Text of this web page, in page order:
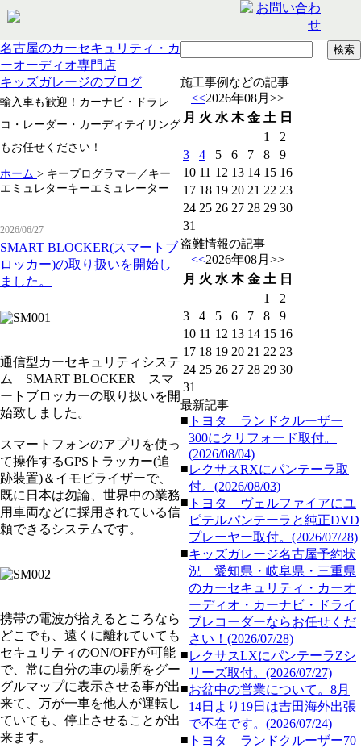
名古屋のカーセキュリティ・カ
ーオーディオ専門店
キッズガレージのブログ
輸入車も歓迎！カーナビ・ドラレ
コ・レーダー・カーディテイリング
もお任せください！
ホーム > キープログラマー／キー
エミュレターキーエミュレーター
2026/06/27
SMART BLOCKER(スマートブ
ロッカー)の取り扱いを開始し
ました。
通信型カーセキュリティシステ
ム SMART BLOCKER スマ
ートブロッカーの取り扱いを開
始致しました。
スマートフォンのアプリを使っ
て操作するGPSトラッカー(追
跡装置)＆イモビライザーで、
既に日本は勿論、世界中の業務
用車両などに採用されている信
頼できるシステムです。
携帯の電波が拾えるところなら
どこでも、遠くに離れていても
セキュリティのON/OFFが可能
で、常に自分の車の場所をグー
グルマップに表示させる事が出
来て、万が一車を他人が運転し
ていても、停止させることが出
来ます。
施工事例などの記事
<<2026年08月 >>
月 火 水 木 金 土 日
1
2
3
4 5 6 7 8
9
10 11 12 13 14 15 16
17 18 19 20 21 22 23
24 25 26 27 28 29 30
31
盗難情報の記事
<<2026年08月 >>
月 火 水 木 金 土 日
1
2
3
4 5 6 7 8
9
10 11 12 13 14 15 16
17 18 19 20 21 22 23
24 25 26 27 28 29 30
31
最新記事
■ トヨタ ランドクルーザー
300にクリフォード取付。
(2026/08/04)
■レクサスRXにパンテーラ取
付。(2026/08/03)
■ トヨタ ヴェルファイアにユ
ピテルパンテーラと純正DVD
プレーヤー取付。(2026/07/28)
■キッズガレージ名古屋予約状
況 愛知県・岐阜県・三重県
のカーセキュリティ・カーオ
ーディオ・カーナビ・ドライ
ブレコーダーならお任せくだ
さい！(2026/07/28)
■レクサスLXにパンテーラZシ
リーズ取付。(2026/07/27)
■お盆中の営業について。8月
14日より19日は吉田海外出張
で不在です。(2026/07/24)
■ トヨタ ランドクルーザー70